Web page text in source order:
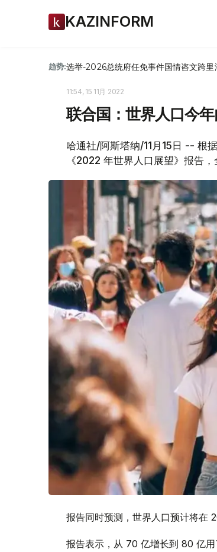
KAZINFORM
趋势:选举-2026总统府任免事件国情咨文跨里
11:54, 15 11月 2022
联合国：世界人口今
哈通社/阿斯塔纳/11月15日 -- 根
《2022 年世界人口展望》报告
报告同时预测，世界人口预计将在
报告表示，从 70 亿增长到 80 亿